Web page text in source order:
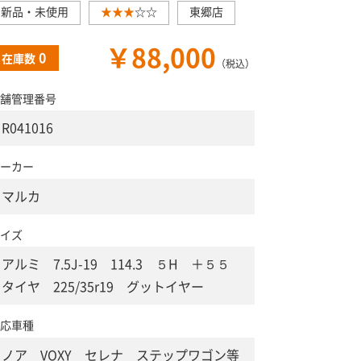
新品・未使用 ★★★☆☆ 東郷店
在庫数 0 ￥88,000 （税込）
管理番号
R041016
カー
マルカ
ズ
アルミ 7.5J-19 114.3 ５H ＋５５
タイヤ 225/35r19 グットイヤー
車種
ノア VOXY セレナ ステップワゴン等